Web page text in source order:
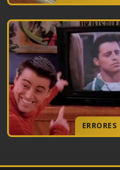
ERRORES